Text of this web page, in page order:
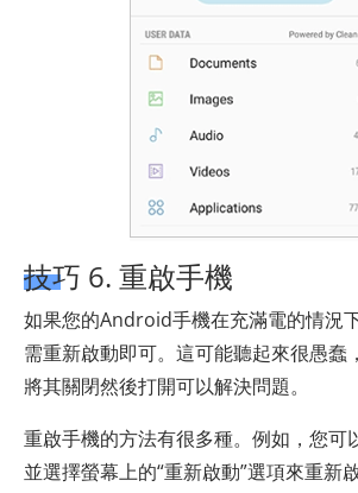
技巧 6. 重啟手機
如果您的Android手機在充滿電的情況
需重新啟動即可。這可能聽起來很愚蠢
將其關閉然後打開可以解決問題。
重啟手機的方法有很多種。例如，您可
並選擇螢幕上的“重新啟動”選項來重新啟